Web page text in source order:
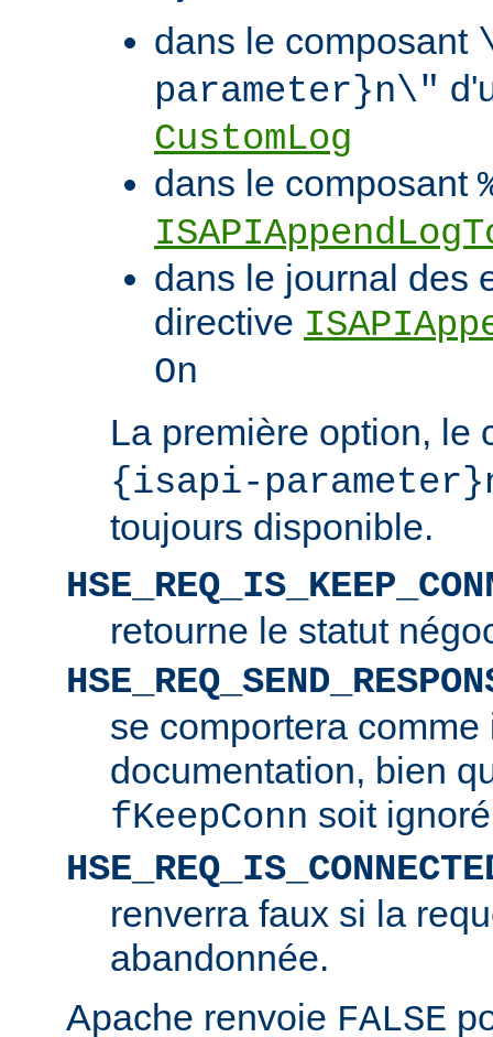
dans le composant
parameter}n\"
CustomLog
dans le composant
dans le journal des
directive
On
La première option, le
{isapi-
toujours disponible.
retourne le statut
se comportera
documentation, bien
fKeepConn soit
renverra faux si la
abandonnée.
Apache renvoie FALSE